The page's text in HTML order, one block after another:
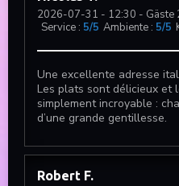
2026-07-31 - 12:30 - Gäste
Service : 5/5 Ambiente : 5/5
Une excellente adresse
Les plats sont délicieux et
simplement incroyable :
d’une grande gentillesse.
Robert F